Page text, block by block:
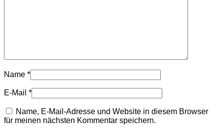
Name *
E-Mail *
Name, E-Mail-Adresse und Website in diesem Browser
für meinen nächsten Kommentar speichern.